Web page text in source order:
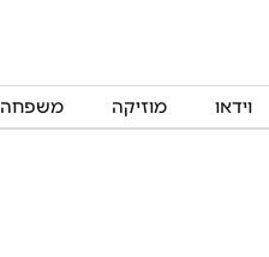
וידאו מוזיקה משפחה